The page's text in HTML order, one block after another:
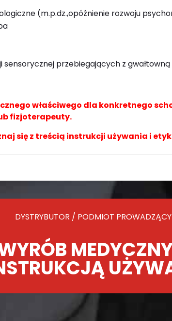
(m.p.dz.,opóźnienie rozwoju
sensorycznej przebiegających z
właściwego dla konkretnego
fizjoterapeuty.
się z treścią instrukcji używania i
DYSTRYBUTOR / PODMIOT PROWADZĄCY